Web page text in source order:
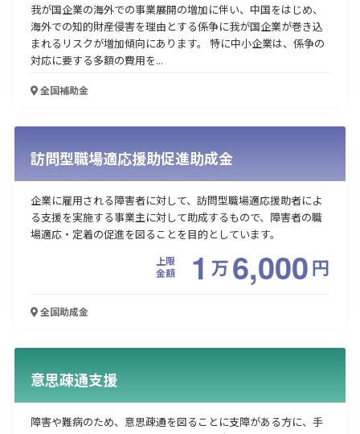
我が国企業の海外での事業展開の増加に伴い、中国をはじめ、
海外での知的財産侵害を理由とする係争に我が国企業が巻き込
まれるリスクが増加傾向にあります。 特に中小企業は、係争の
対応に要する多額の費用を...
全国補助金
訪問型職場適応援助促進助成金
企業に雇用される障害者に対して、訪問型職場適応援助者によ
る支援を実施する事業主に対して助成するもので、障害者の職
場適応・定着の促進を図ることを目的としています。
上限
金額
1 万6,000円
全国助成金
意思疎通支援
障害や難病のため、意思疎通を図ることに支障がある方に、手